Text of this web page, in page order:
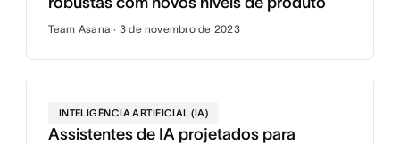
Team Asana · 3 de novembro de 2023
INTELIGÊNCIA ARTIFICIAL (IA)
Assistentes de IA projetados para